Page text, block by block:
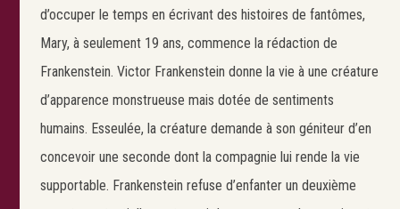
d’occuper le temps en écrivant des histoires de fantômes,
Mary, à seulement 19 ans, commence la rédaction de
Frankenstein. Victor Frankenstein donne la vie à une créature
d’apparence monstrueuse mais dotée de sentiments
humains. Esseulée, la créature demande à son géniteur d’en
concevoir une seconde dont la compagnie lui rende la vie
supportable. Frankenstein refuse d’enfanter un deuxième